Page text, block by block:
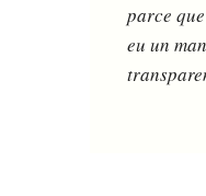
parce
eu un